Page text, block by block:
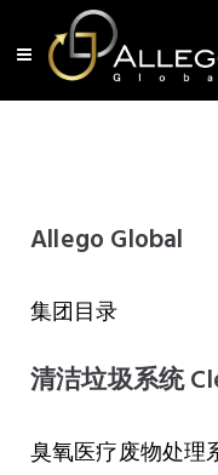
Allego Global
集团目录
清洁垃圾系统
臭氧医疗废物处理